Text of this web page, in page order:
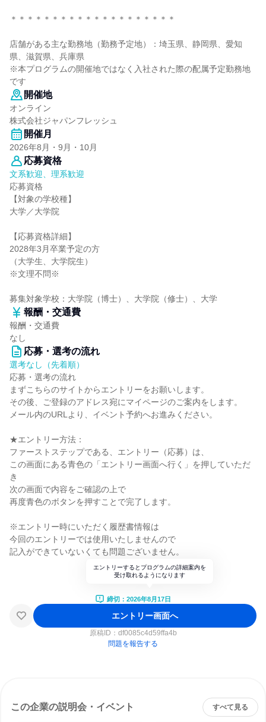
＊＊＊＊＊＊＊＊＊＊＊＊＊＊＊＊＊＊＊＊
店舗がある主な勤務地（勤務予定地）：埼玉県、静岡県、愛知
県、滋賀県、兵庫県
※本プログラムの開催地ではなく入社された際の配属予定勤務地
です
開催地
オンライン
株式会社ジャパンフレッシュ
開催月
2026年8月・9月・10月
応募資格
文系歓迎、理系歓迎
応募資格
【対象の学校種】
大学／大学院
【応募資格詳細】
2028年3月卒業予定の方
（大学生、大学院生）
※文理不問※
募集対象学校：大学院（博士）、大学院（修士）、大学
報酬・交通費
報酬・交通費
なし
応募・選考の流れ
選考なし（先着順）
応募・選考の流れ
まずこちらのサイトからエントリーをお願いします。
その後、ご登録のアドレス宛にマイページのご案内をします。
メール内のURLより、イベント予約へお進みください。
★エントリー方法：
ファーストステップである、エントリー（応募）は、
この画面にある青色の「エントリー画面へ行く」を押していただ
き
次の画面で内容をご確認の上で
再度青色のボタンを押すことで完了します。
※エントリー時にいただく履歴書情報は
今回のエントリーでは使用いたしませんので
記入ができていないくても問題ございません。
エントリーするとプログラムの詳細案内を
受け取れるようになります
締切：2026年8月17日
エントリー画面へ
原稿ID： df0085c4d59ffa4b
問題を報告する
この企業の説明会・イベント すべて見る